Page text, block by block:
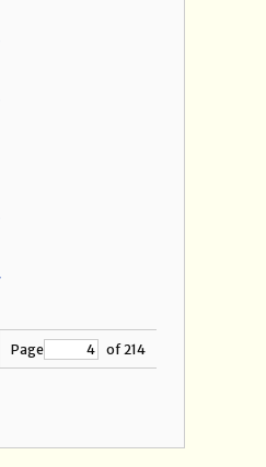
Page of 214